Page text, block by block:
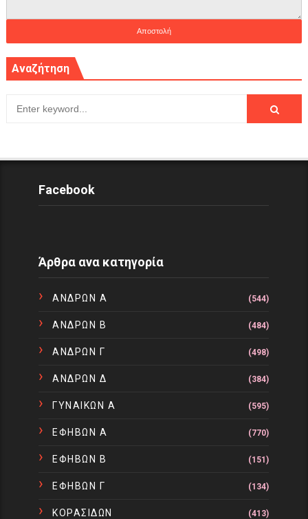
Αναζήτηση
Facebook
Άρθρα ανα κατηγορία
ΑΝΔΡΩΝ Α (544)
ΑΝΔΡΩΝ Β (484)
ΑΝΔΡΩΝ Γ (498)
ΑΝΔΡΩΝ Δ (384)
ΓΥΝΑΙΚΩΝ Α (595)
ΕΦΗΒΩΝ Α (770)
ΕΦΗΒΩΝ Β (151)
ΕΦΗΒΩΝ Γ (134)
ΚΟΡΑΣΙΔΩΝ (413)